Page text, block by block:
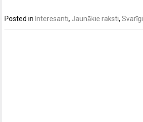
Posted inInteresanti, Jaunākie raksti,Svarīgi